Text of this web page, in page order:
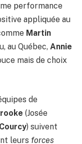
performance
appliquée au
Martin
au Québec, Annie
mais de choix
de
(Josée
Courcy) suivent
leurs forces